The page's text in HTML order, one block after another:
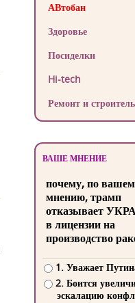
АВтобан
Здоровье
Посиделки
Hi-tech
Ремонт и
ВАШЕ МНЕНИЕ
почему, по
мнению, трамп
отказывает
в лицензии на
производство
1. Уважает
2. Боится
эскалацию